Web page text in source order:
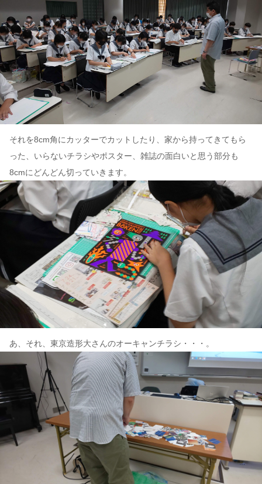
それを8cm角にカッターでカットしたり、家から持ってきてもら
った、いらないチラシやポスター、雑誌の面白いと思う部分も
8cmにどんどん切っていきます。
あ、それ、東京造形大さんのオーキャンチラシ・・・。